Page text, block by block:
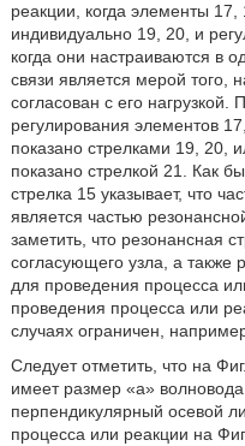
реакции, когда элементы
индивидуально 19, 20, и
когда они настраиваются в
связи является мерой того,
согласован с его нагрузкой.
регулирования элементов
показано стрелками 19, 20,
показано стрелкой 21. Как
стрелка 15 указывает, что
является частью
заметить, что резонансная
согласующего узла, а также
для проведения процесса
проведения процесса или
случаях ограничен,
Следует отметить, что на
имеет размер «a» волновода
перпендикулярный осевой
процесса или реакции на